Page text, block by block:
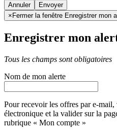
Annuler
× Fermer la fenêtre Enregistrer mon
Enregistrer mon
Tous les champs sont obligatoires
Nom de mon alerte
Pour recevoir les offres par e-mail,
électronique et la valider sur la
rubrique « Mon compte »